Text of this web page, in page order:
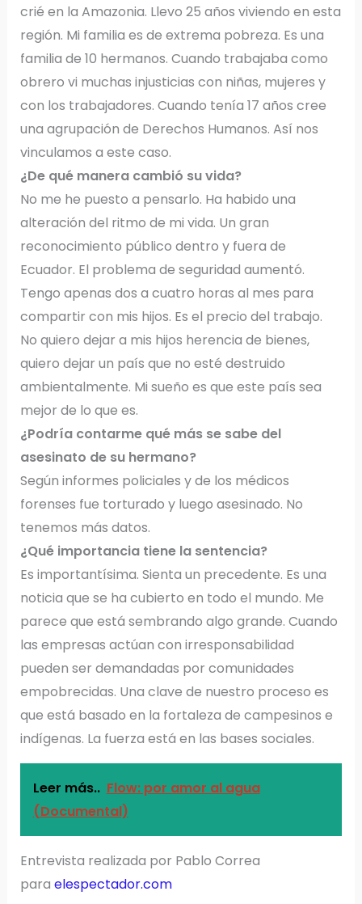
crié en la Amazonia. Llevo 25 años viviendo en esta
región. Mi familia es de extrema pobreza. Es una
familia de 10 hermanos. Cuando trabajaba como
obrero vi muchas injusticias con niñas, mujeres y
con los trabajadores. Cuando tenía 17 años cree
una agrupación de Derechos Humanos. Así nos
vinculamos a este caso.
¿De qué manera cambió su vida?
No me he puesto a pensarlo. Ha habido una
alteración del ritmo de mi vida. Un gran
reconocimiento público dentro y fuera de
Ecuador. El problema de seguridad aumentó.
Tengo apenas dos a cuatro horas al mes para
compartir con mis hijos. Es el precio del trabajo.
No quiero dejar a mis hijos herencia de bienes,
quiero dejar un país que no esté destruido
ambientalmente. Mi sueño es que este país sea
mejor de lo que es.
¿Podría contarme qué más se sabe del
asesinato de su hermano?
Según informes policiales y de los médicos
forenses fue torturado y luego asesinado. No
tenemos más datos.
¿Qué importancia tiene la sentencia?
Es importantísima. Sienta un precedente. Es una
noticia que se ha cubierto en todo el mundo. Me
parece que está sembrando algo grande. Cuando
las empresas actúan con irresponsabilidad
pueden ser demandadas por comunidades
empobrecidas. Una clave de nuestro proceso es
que está basado en la fortaleza de campesinos e
indígenas. La fuerza está en las bases sociales.
Leer más.. Flow: por amor al agua
(Documental)
Entrevista realizada por Pablo Correa
para elespectador.com